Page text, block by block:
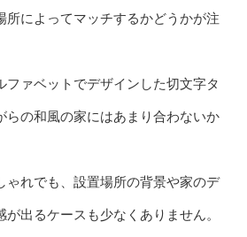
所によってマッチするかどうかが注
ファベットでデザインした切文字タ
らの和風の家にはあまり合わないか
ゃれでも、設置場所の背景や家のデ
出るケースも少なくありません。